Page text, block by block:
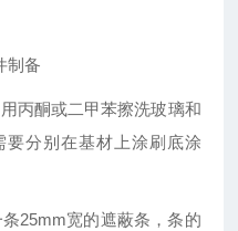
制备
丙酮或二甲苯擦洗玻璃和
分别在基材上涂刷底涂
25mm宽的遮蔽条，条的